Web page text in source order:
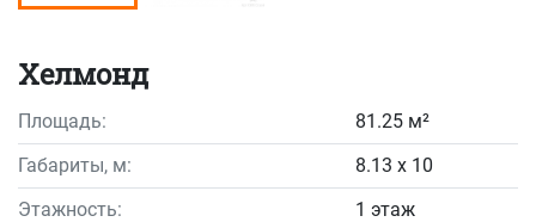
Хелмонд
Площадь:
81.25 м²
Габариты, м:
8.13 x 10
Этажность:
1 этаж